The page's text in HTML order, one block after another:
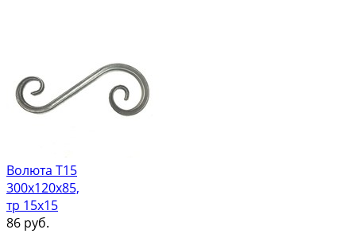
Волюта Т15
300х120х85,
тр 15х15
86 руб.